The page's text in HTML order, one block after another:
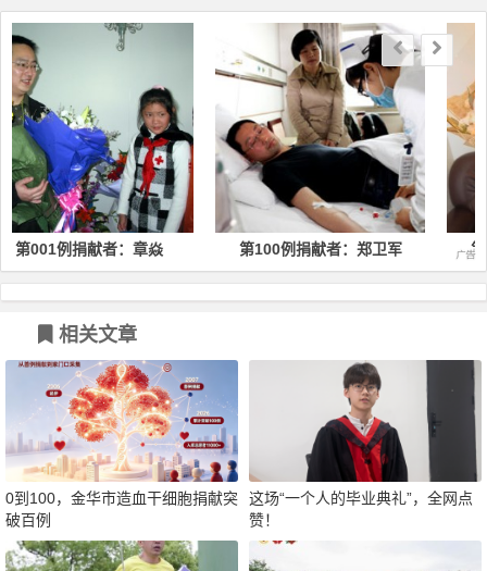
捐献者：章焱 第100例捐献者：郑卫军 第200例
相关文章
0到100，金华市造血干细胞捐献突
破百例
这场“一个人的毕业典礼”，全网点
赞！